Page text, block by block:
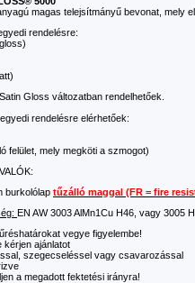
magas telejsítmányű bevonat, mely
rendelésre:
Gloss változatban rendelhetőek.
rendelésre elérhetőek:
felület, mely megköti a szmogot)
burkolólap tűzálló maggal (FR = fire
EN AW 3003 AlMn1Cu H46, vagy 3005
vegye figyelembe!
kérjen ajánlatot
szegecseléssel vagy csavarozással
a megadott fektetési irányra!